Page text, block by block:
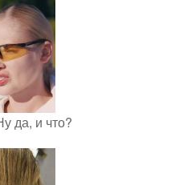
да, и что?